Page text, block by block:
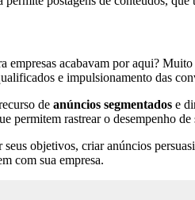
acabavam por aqui?
e impulsionamento das
de anúncios segmentados e
permitem rastrear o desempenho
objetivos, criar anúncios
com sua empresa.